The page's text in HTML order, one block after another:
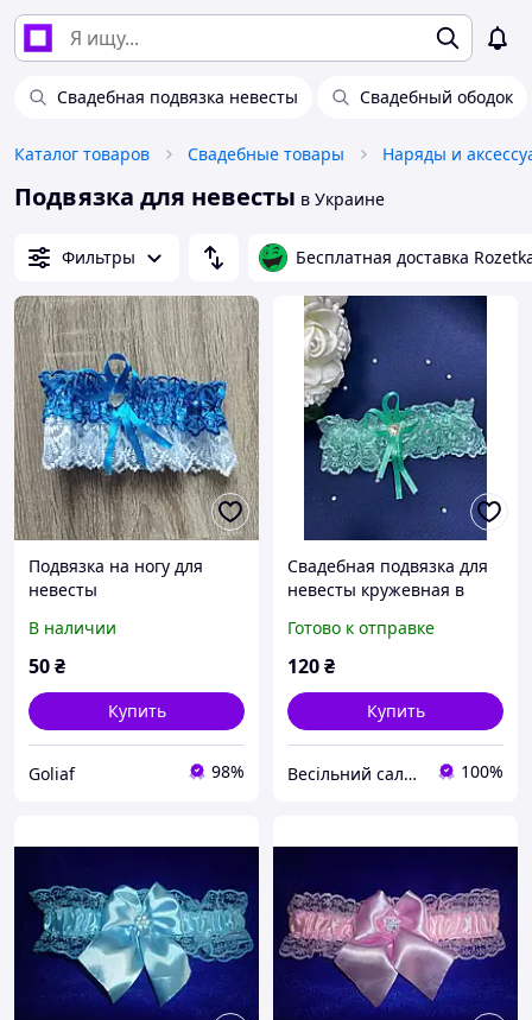
Свадебная подвязка невесты Свадебный ободок
Каталог товаров Свадебные товары Наряды и
Подвязка для невесты в Украине
Фильтры Бесплатная доставка
Подвязка на ногу для
невесты
В наличии
50₴
Купить
Goliaf 98%
Свадебная подвязка для
невесты кружевная в
Готово к отправке
120₴
Купить
Весільний салон «Ніколь» 100%